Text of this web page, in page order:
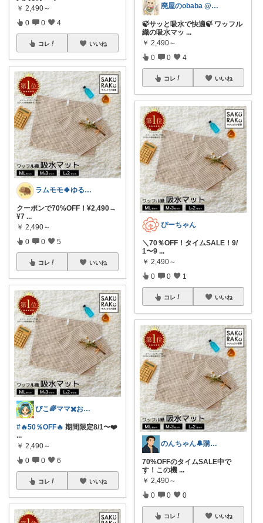
￥ 2,490～
0 0 4
コレ いいね
ラムモモ🍀ゆるっとミニマル
クーポンで70%OFF！¥2,490→
¥7 ...
￥ 2,490～
0 0 5
コレ いいね
ぴこ🌈ママ✖️お洒落✖️お得
#🔥50％OFF🔥 期間限定8/1〜❤️‍
...
￥ 2,490～
0 0 6
コレ いいね
廃屋のobaba @ 感謝🙏ほぼ朝コレ
🍃サッと吸水で快適🍃 ワッフル
織の吸水マッ ...
￥ 2,490～
0 0 4
コレ いいね
ぴーちゃん
＼70％OFF！タイムSALE！9/
1〜9 ...
￥ 2,490～
0 0 1
コレ いいね
のんちゃん🔔購入感謝です✨
70%OFFのタイムSALE中で
す！この機 ...
￥ 2,490～
0 0 0
コレ いいね